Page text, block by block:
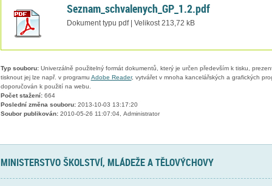
Seznam_schvalenych_GP_1.2.pdf
Dokument typu pdf | Velikost 213,72 kB
Typ souboru:Univerzálně použitelný formát dokumentů, který je určen především k tisku,
tisknout jej lze např. v programu Adobe Reader, vytvářet v mnoha kancelářských a grafických
doporučován k použití na webu.
Počet stažení:664
Poslední změna souboru:2013-10-03 13:17:20
Soubor publikován:2010-05-26 11:07:04, Administrator
MINISTERSTVO ŠKOLSTVÍ, MLÁDEŽE A TĚLOVÝCHOVY